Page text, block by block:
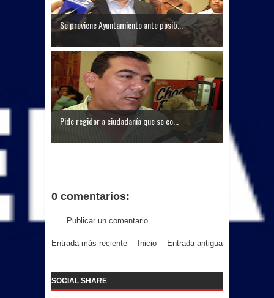
Se previene Ayuntamiento ante posib...
Pide regidor a ciudadanía que se co...
0 comentarios:
Publicar un comentario
Entrada más reciente Entrada antigua
Inicio
SOCIAL SHARE